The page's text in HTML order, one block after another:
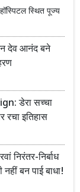
स्थित पूज्य
देव आनंद बने
डेरा सच्चा
रचा इतिहास
निरंतर-निर्बाध
बन पाई बाधा!